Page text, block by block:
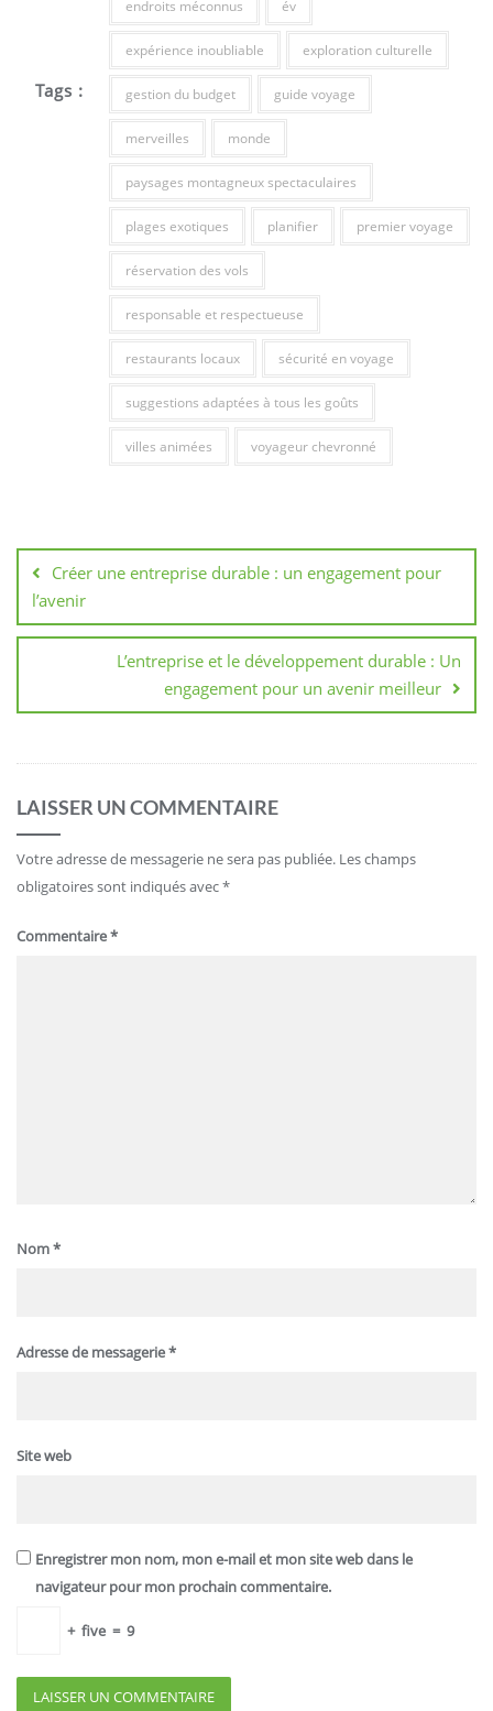
Tags :
endroits méconnus év
expérience inoubliable exploration culturelle
gestion du budget guide voyage
merveilles monde
paysages montagneux spectaculaires
plages exotiques planifier premier voyage
réservation des vols
responsable et respectueuse
restaurants locaux sécurité en voyage
suggestions adaptées à tous les goûts
villes animées voyageur chevronné
de
l’article
Créer une entreprise durable : un engagement pour
l’avenir
L’entreprise et le développement durable : Un
engagement pour un avenir meilleur
LAISSER UN COMMENTAIRE
Votre adresse de messagerie ne sera pas publiée. Les champs
obligatoires sont indiqués avec*
Commentaire*
Nom*
Adresse de messagerie*
Site web
Enregistrer mon nom, mon e-mail et mon site web dans le
navigateur pour mon prochain commentaire.
+ five = 9